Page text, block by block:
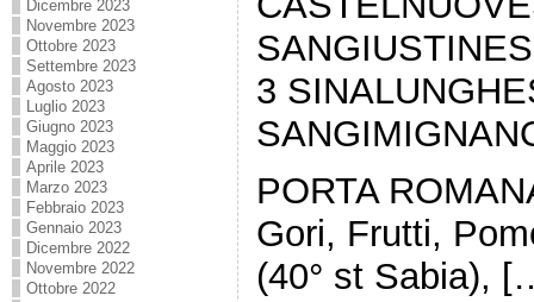
Dicembre 2023
Novembre 2023
Ottobre 2023
Settembre 2023
Agosto 2023
Luglio 2023
Giugno 2023
Maggio 2023
Aprile 2023
Marzo 2023
Febbraio 2023
Gennaio 2023
Dicembre 2022
Novembre 2022
Ottobre 2022
3
PORTA
Gori, Frutti,
(40° st Sabia),